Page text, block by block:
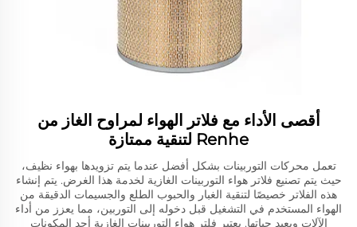
أقصى الأداء مع فلاتر الهواء لمراوح الغاز من
Renhe لتنقية ممتازة
تعمل محركات التوربينات بشكل أفضل عندما يتم تزويدها بهواء نظيف،
حيث يتم تصنيع فلاتر هواء التوربينات الغازية لخدمة هذا الغرض. يتم إنشاء
هذه الفلاتر خصيصًا لتنقية الغبار والحبوب الطلع والجسيمات الدقيقة من
الهواء المستخدم في التشغيل قبل دخوله إلى التوربين، مما يعزز من أداء
الآلات ويعيد حياتها. يعتبر فلتر هواء التوربينات الغازية أحد المكونات